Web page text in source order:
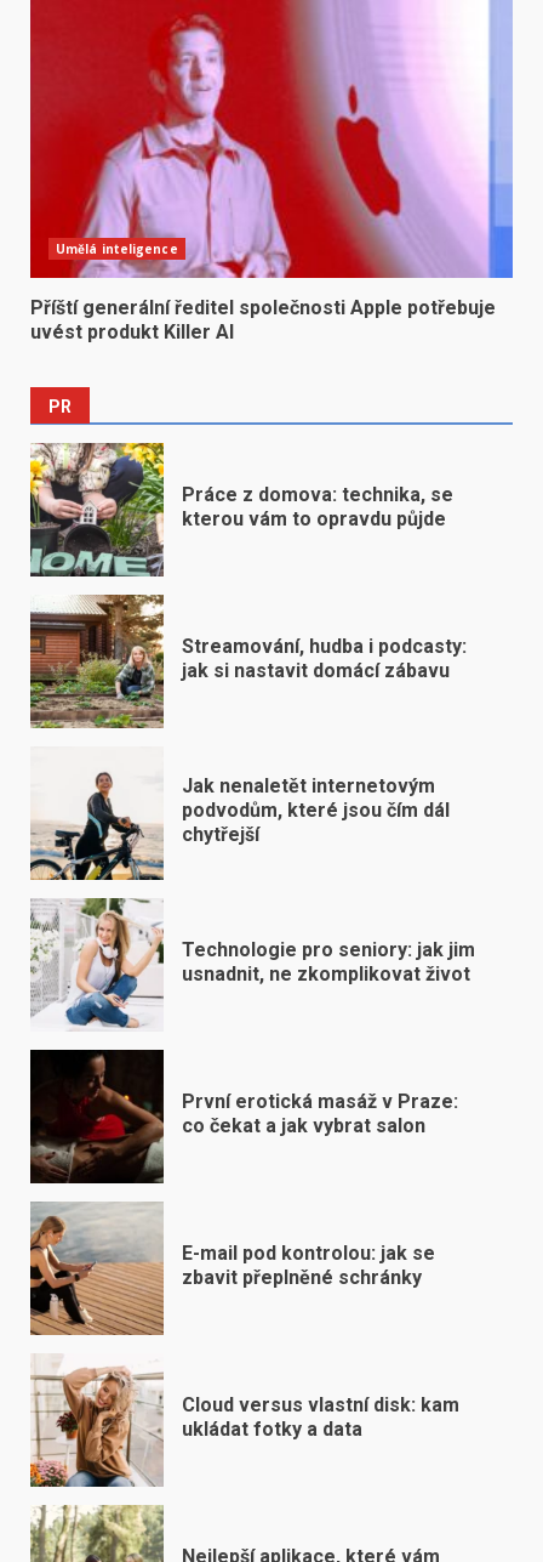
Umělá inteligence
Příští generální ředitel společnosti Apple potřebuje
uvést produkt Killer AI
PR
Práce z domova: technika, se
kterou vám to opravdu půjde
Streamování, hudba i podcasty:
jak si nastavit domácí zábavu
Jak nenaletět internetovým
podvodům, které jsou čím dál
chytřejší
Technologie pro seniory: jak jim
usnadnit, ne zkomplikovat život
První erotická masáž v Praze:
co čekat a jak vybrat salon
E-mail pod kontrolou: jak se
zbavit přeplněné schránky
Cloud versus vlastní disk: kam
ukládat fotky a data
Nejlepší aplikace, které vám